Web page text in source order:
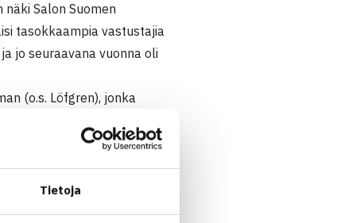
Tietoja
Salon Suomen
tasokkaampia vastustajia
jo seuraavana vuonna oli
(o.s. Löfgren), jonka
squahhallin.